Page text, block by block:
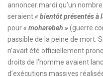
annoncer mardi qu’un
seraient« bientôt présentés à
pour« moharebeh »(guerre
passible de la peine de mort.
n’avait été officiellement
droits de l’homme avaient
d’exécutions massives